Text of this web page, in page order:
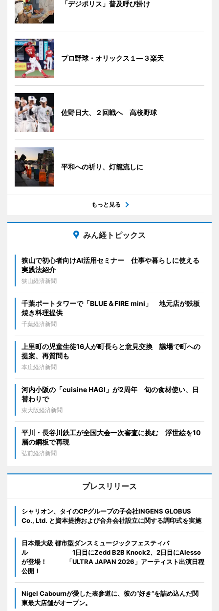
「デジポリス」普及呼び掛け
プロ野球・オリックス１―３楽天
佐野日大、２回戦へ 高校野球
平和への祈り、灯籠流しに
もっと見る
みん経トピックス
狭山で初心者向けAI活用セミナー 仕事や暮らしに使える
実践法紹介
狭山経済新聞
千葉ポートタワーで「BLUE＆FIRE mini」 地元店が鉄板
焼き料理提供
千葉経済新聞
上里町の児童生徒16人が町長らと意見交換 議場で町への
提案、再質問も
本庄経済新聞
河内小阪の「cuisine HAGI」が2周年 旬の食材使い、日
替わりで
東大阪経済新聞
平川・長谷川鉄工が全国大会一次審査に挑む 浮世絵を10
層の鋼板で再現
弘前経済新聞
プレスリリース
シャリオン、タイのCPグループの子会社INGENS GLOBUS
Co., Ltd. と資本提携および合弁会社設立に関する調印式を実施
日本最大級 都市型ダンスミュージックフェスティバ
ル 1日目にZedd B2B Knock2、2日目にAlesso
が登場！ 「ULTRA JAPAN 2026」アーティスト出演日程
公開！
Nigel Cabournが愛した表参道に、彼の“好き”を詰め込んだ関
東最大店舗がオープン。